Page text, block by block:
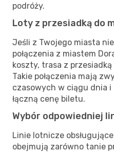
podróży.
Loty z przesiadką do
Jeśli z Twojego miasta
połączenia z miastem
koszty, trasa z
Takie połączenia mają
czasowych w ciągu dnia
łączną cenę biletu.
Wybór odpowiedniej
Linie lotnicze
obejmują zarówno tanie